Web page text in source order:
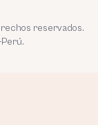
reservados.